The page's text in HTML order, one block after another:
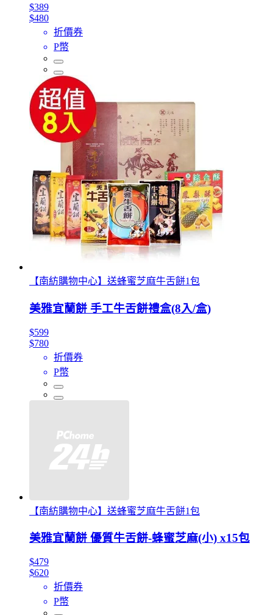
$389
$480
折價券
P幣
【南紡購物中心】送蜂蜜芝麻牛舌餅1包
美雅宜蘭餅 手工牛舌餅禮盒(8入/盒)
$599
$780
折價券
P幣
【南紡購物中心】送蜂蜜芝麻牛舌餅1包
美雅宜蘭餅 優質牛舌餅-蜂蜜芝麻(小) x15包
$479
$620
折價券
P幣